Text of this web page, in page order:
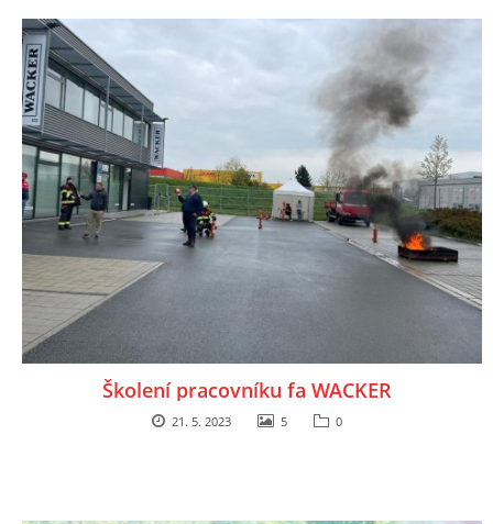
Školení pracovníku fa WACKER
21. 5. 2023 5 0